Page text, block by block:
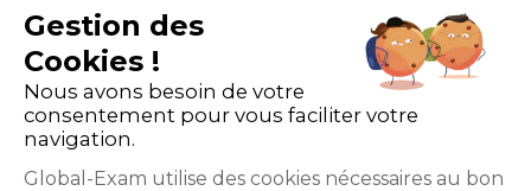
Gestion des
Cookies !
Nous avons besoin de votre
consentement pour vous faciliter votre
navigation.
Global-Exam utilise des cookies nécessaires au bon